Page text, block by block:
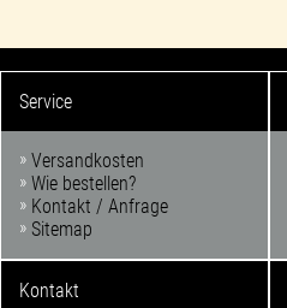
Service
Versandkosten
Wie bestellen?
Kontakt / Anfrage
Sitemap
Kontakt